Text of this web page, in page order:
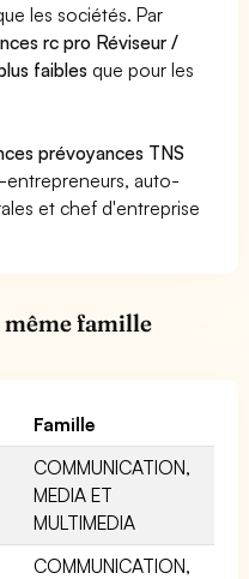
les sociétés. Par
rc pro Réviseur /
faibles que pour les
prévoyances TNS
entrepreneurs, auto-
et chef d'entreprise
même famille
Famille
COMMUNICATION,
MEDIA ET
MULTIMEDIA
COMMUNICATION,